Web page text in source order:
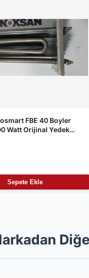
FBE 40 Boyler
Watt Orijinal Yedek
Sepete Ekle